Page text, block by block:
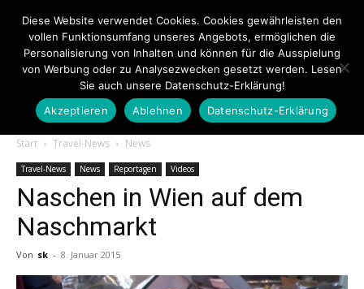
Touristiknews.de
|
Start Travel-News News
Travel-News News Reportagen Videos
Naschen in Wien auf dem
Naschmarkt
Von sk - 8. Januar 2015
Diese Website verwendet Cookies. Cookies gewährleisten den
vollen Funktionsumfang unseres Angebots, ermöglichen die
Personalisierung von Inhalten und können für die Ausspielung
von Werbung oder zu Analysezwecken gesetzt werden. Lesen
Sie auch unsere Datenschutz-Erklärung!
Akzeptieren
Ablehnen Datenschutz-Erklärung